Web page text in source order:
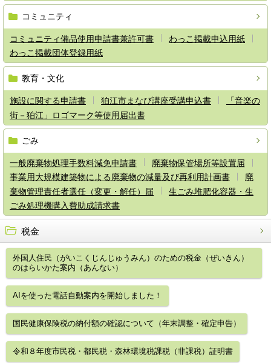
コミュニティ
コミュニティ備品使用申請書兼許可書
わっこ掲載申込用紙
わっこ掲載団体登録用紙
教育・文化
施設に関する申請書 狛江市まなび講座受講申込書
「音楽の
街－狛江」ロゴマーク等使用届出書
ごみ
一般廃棄物処理手数料減免申請書
廃棄物保管場所等設置届
事業用大規模建築物による廃棄物の減量及び再利用計画書
廃
棄物管理責任者選任（変更・解任）届
生ごみ堆肥化容器・生
ごみ処理機購入費助成請求書
税金
外国人住民（がいこくじんじゅうみん）のための税金（ぜいきん）
のはらいかた案内（あんない）
AIを使った電話自動案内を開始しました！
国民健康保険税の納付額の確認について（年末調整・確定申告）
令和８年度市民税・都民税・森林環境税課税（非課税）証明書